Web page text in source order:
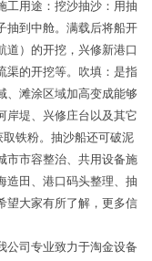
工用途：挖沙抽沙：用抽
抽到中舱。满载后将船开
道）的开挖，兴修新港口
渠的开挖等。吹填：是指
、滩涂区域加高变成能够
岸堤、兴修庄台以及其它
铁粉。抽沙船还可破泥
市市容整治、共用设备施
造田、港口码头整理、抽
望大家有所了解，更多信
公司专业致力于淘金设备